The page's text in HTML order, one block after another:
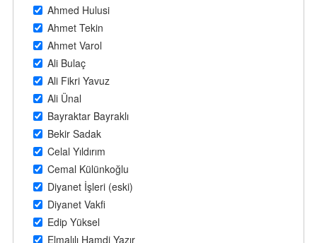
Ahmed Hulusi
Ahmet Tekin
Ahmet Varol
Ali Bulaç
Ali Fikri Yavuz
Ali Ünal
Bayraktar Bayraklı
Bekir Sadak
Celal Yıldırım
Cemal Külünkoğlu
Diyanet İşleri (eski)
Diyanet Vakfi
Edip Yüksel
Elmalılı Hamdi Yazır